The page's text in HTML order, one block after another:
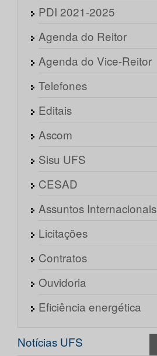
PDI 2021-2025
Agenda do Reitor
Agenda do Vice-Reitor
Telefones
Editais
Ascom
Sisu UFS
CESAD
Assuntos Internacionais
Licitações
Contratos
Ouvidoria
Eficiência energética
Notícias UFS